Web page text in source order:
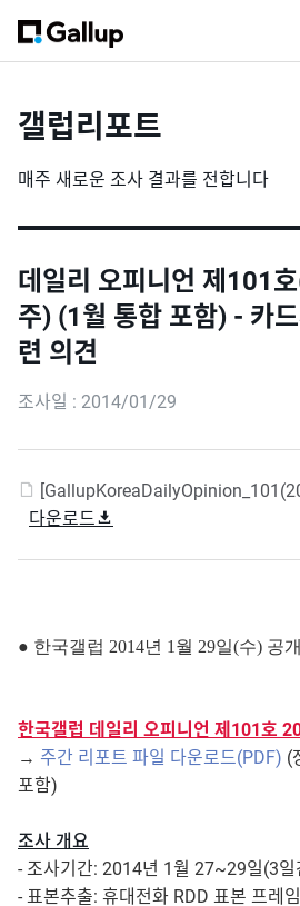
갤럽리포트
매주 새로운 조사 결과를 전합니다
데일리 오피니언 제101
주) (1월 통합 포함) - 카
련 의견
조사일 : 2014/01/29
다운로드
● 한국갤럽 2014년 1월 29일(수) 공개
한국갤럽 데일리 오피니언 제101호
→ 주간 리포트 파일 다운로드(PDF) (
포함)
조사 개요
- 조사기간: 2014년 1월 27~29일(3일
- 표본추출: 휴대전화 RDD 표본 프레